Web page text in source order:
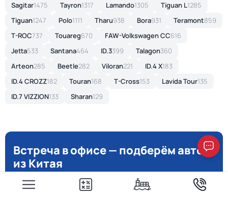
Sagitar1475 Tayron1317 Lamando1305 Tiguan L1285
Tiguan1247 Polo1111 Tharu938 Bora931 Teramont859
T-ROC737 Touareg670 FAW-Volkswagen CC616
Jetta533 Santana464 ID.3399 Talagon360
Arteon285 Beetle282 Viloran221 ID.4 X183
ID.4 CROZZ182 Touran168 T-Cross153 Lavida Tour135
ID.7 VIZZION133 Sharan129
Встреча в офисе — подберём авто
из Китая
Приглашаем вас в офис WESTMOTORS в Москве, Санкт-
Петербурге или Краснодаре на персональную встречу.